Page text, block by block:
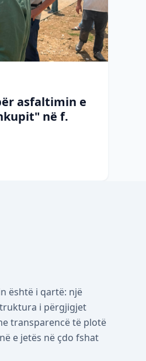
asfaltimin e
në f.
është i qartë: një
i përgjigjet
transparencë të plotë
e jetës në çdo fshat